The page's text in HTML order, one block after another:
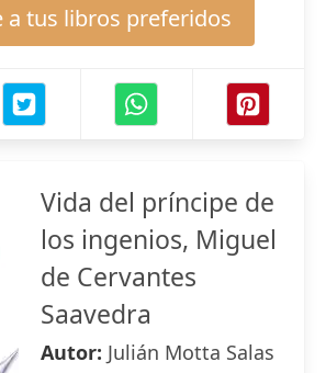
a tus libros preferidos
Vida del príncipe de
los ingenios, Miguel
de Cervantes
Saavedra
Autor: Julián Motta Salas